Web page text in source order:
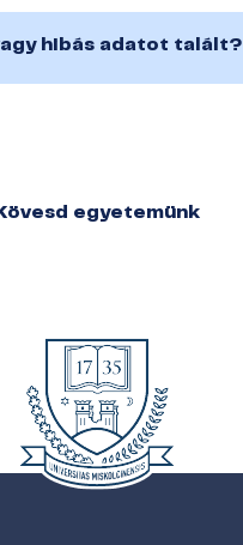
hibás adatot talált?
egyetemünk